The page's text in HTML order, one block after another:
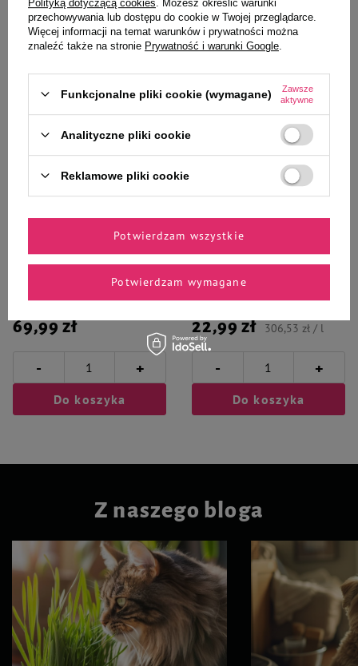
Zaufane i polecane przez
naszych ekspertów
Trixie mata szara pod kuwety z
69,99 zł
- +
Do koszyka
Dr Seidel Malt Pasta
22,99 zł 306,53 zł / l
- +
Do koszyka
Z naszego bloga
Polityką dotyczącą cookies . Możesz określić warunki
przechowywania lub dostępu do cookie w Twojej przeglądarce.
Więcej informacji na temat warunków i prywatności można
znaleźć także na stronie Prywatność i warunki Google
Funkcjonalne pliki cookie (wymagane)
Zawsze
aktywne
Analityczne pliki cookie
Reklamowe pliki cookie
Potwierdzam wymagane
Potwierdzam wszystkie